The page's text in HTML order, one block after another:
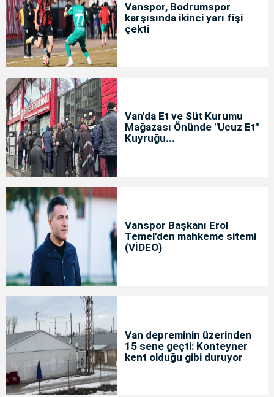
Vanspor, Bodrumspor
karşısında ikinci yarı fişi
çekti
Van'da Et ve Süt Kurumu
Mağazası Önünde "Ucuz Et"
Kuyruğu...
Vanspor Başkanı Erol
Temel'den mahkeme sitemi
(VİDEO)
Van depreminin üzerinden
15 sene geçti: Konteyner
kent olduğu gibi duruyor